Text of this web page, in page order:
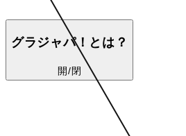
グラジャパ！とは？
開/閉